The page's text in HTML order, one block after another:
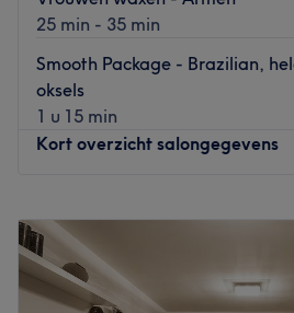
25 min - 35 min
Smooth Package - Brazilian,
oksels
1 u 15 min
Kort overzicht salongegevens
Dinsdag
Woensdag
Donderdag